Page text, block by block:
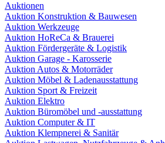
Auktionen
Auktion Konstruktion & Bauwesen
Auktion Werkzeuge
Auktion HoReCa & Brauerei
Auktion Fördergeräte & Logistik
Auktion Garage - Karosserie
Auktion Autos & Motorräder
Auktion Möbel & Ladenausstattung
Auktion Sport & Freizeit
Auktion Elektro
Auktion Büromöbel und -ausstattung
Auktion Computer & IT
Auktion Klempnerei & Sanitär